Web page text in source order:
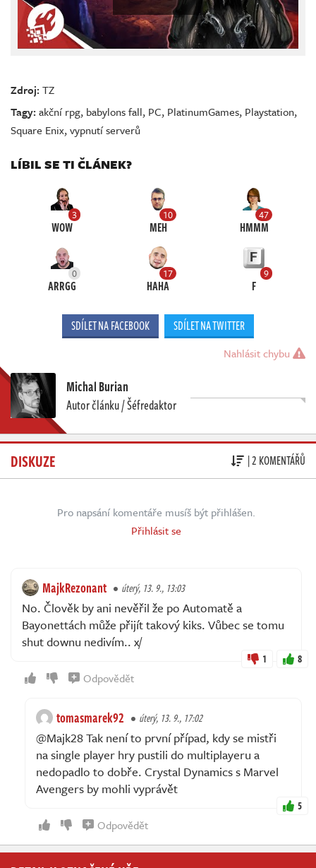
Zdroj:TZ
Tagy:akční rpg, babylons fall, PC, PlatinumGames, Playstation,
Square Enix,vypnutí serverů
LÍBIL SE TI ČLÁNEK?
3
WOW
10
MEH
47
HMMM
0
ARRGG
17
HAHA
9
F
SDÍLET NA FACEBOOK SDÍLET NA TWITTER
Nahlásit chybu
Michal Burian
Autor článku / Šéfredaktor
DISKUZE | 2 KOMENTÁŘŮ
Pro napsání komentáře musíš být přihlášen.
Přihlásit se
MajkRezonant úterý, 13. 9., 13:03
No. Člověk by ani nevěřil že po Automatě a
Bayonettách může přijít takový kiks. Vůbec se tomu
shut downu nedivím.. x/
1 8
Odpovědět
tomasmarek92 úterý, 13. 9., 17:02
@Majk28 Tak není to první případ, kdy se mistři
na single player hry pustili do multiplayeru a
nedopadlo to dobře. Crystal Dynamics s Marvel
Avengers by mohli vyprávět
5
Odpovědět